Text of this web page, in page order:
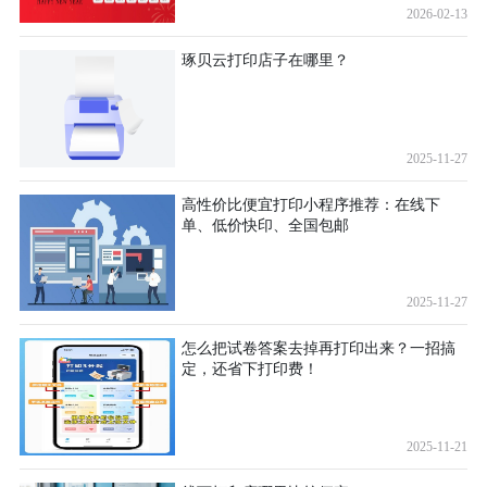
2026-02-13
琢贝云打印店子在哪里？
2025-11-27
高性价比便宜打印小程序推荐：在线下
单、低价快印、全国包邮
2025-11-27
怎么把试卷答案去掉再打印出来？一招搞
定，还省下打印费！
2025-11-21